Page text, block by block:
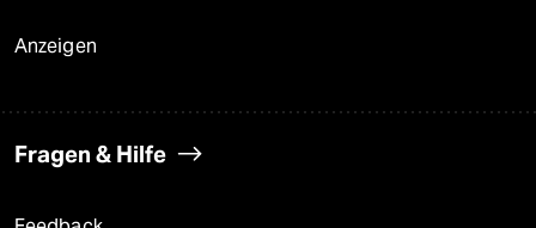
Anzeigen
Fragen & Hilfe